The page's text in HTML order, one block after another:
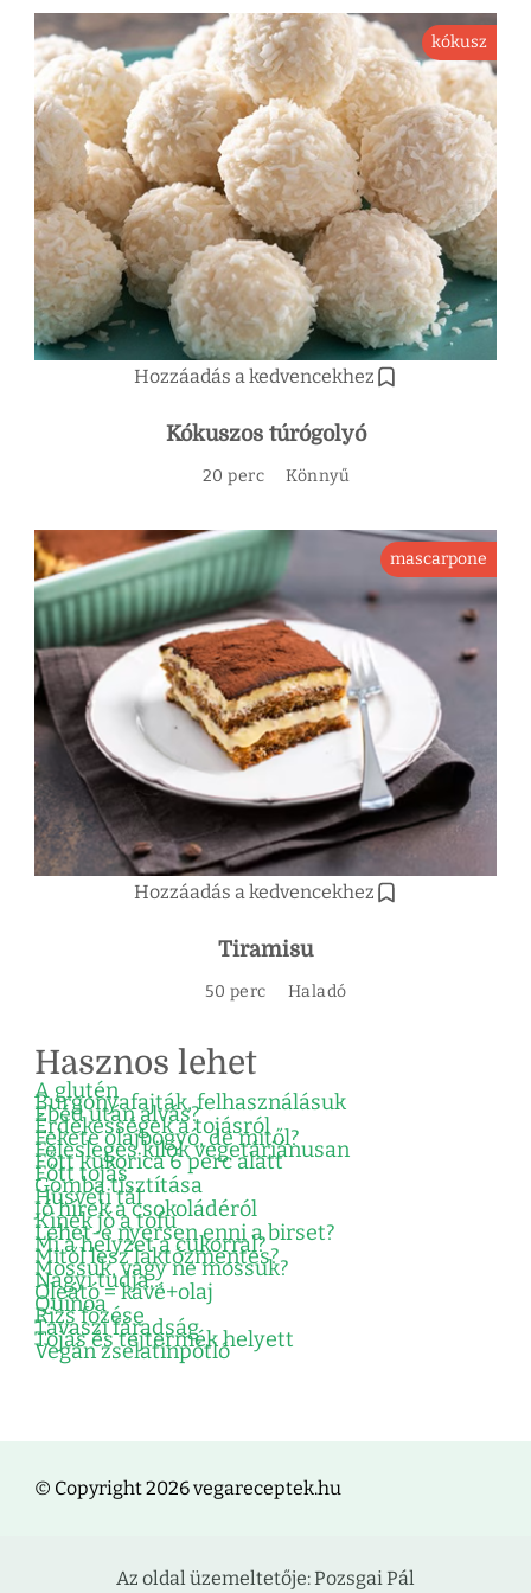
Hozzáadás a kedvencekhez
kókusz
Kókuszos túrógolyó
20 perc Könnyű
Hozzáadás a kedvencekhez
mascarpone
Tiramisu
50 perc Haladó
Hasznos lehet
A glutén
Burgonyafajták, felhasználásuk
Ebéd után alvás?
Érdekességek a tojásról
Fekete olajbogyó, de mitől?
Felesleges kilók vegetáriánusan
Főtt kukorica 6 perc alatt
Főtt tojás
Gomba tisztítása
Húsvéti tál
Jó hírek a csokoládéról
Kinek jó a tofu
Lehet-e nyersen enni a birset?
Mi a helyzet a cukorral?
Mitől lesz laktózmentes?
Mossuk, vagy ne mossuk?
Nagyi tudja…
Oleátó = kávé+olaj
Quinoa
Rizs főzése
Tavaszi fáradság
Tojás és tejtermék helyett
Vegán zselatinpótló
© Copyright 2026 vegareceptek.hu
Az oldal üzemeltetője: Pozsgai Pál